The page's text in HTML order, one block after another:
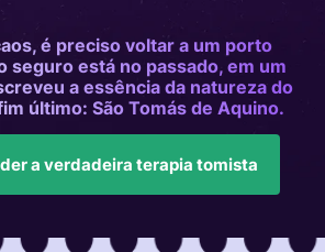
é preciso voltar a um porto
seguro está no passado, em um
a essência da natureza do
último: São Tomás de Aquino.
a verdadeira terapia tomista